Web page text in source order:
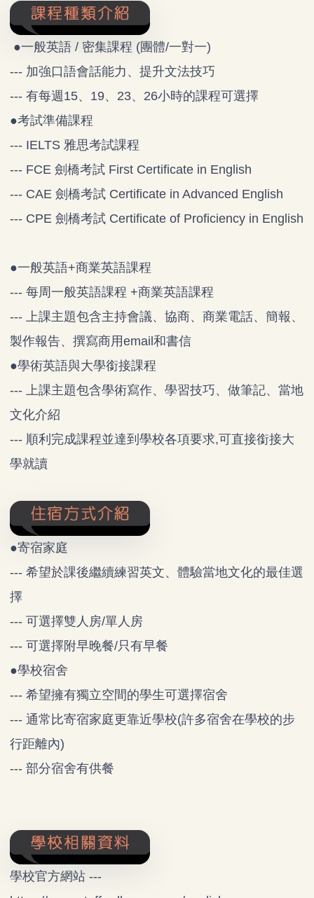
●一般英語 / 密集課程 (團體/一對一)
--- 加強口語會話能力、提升文法技巧
--- 有每週15、19、23、26小時的課程可選擇
●考試準備課程
--- IELTS 雅思考試課程
--- FCE 劍橋考試 First Certificate in English
--- CAE 劍橋考試 Certificate in Advanced English
--- CPE 劍橋考試 Certificate of Proficiency in English
●一般英語+商業英語課程
--- 每周一般英語課程 +商業英語課程
--- 上課主題包含主持會議、協商、商業電話、簡報、
製作報告、撰寫商用email和書信
●學術英語與大學銜接課程
--- 上課主題包含學術寫作、學習技巧、做筆記、當地
文化介紹
--- 順利完成課程並達到學校各項要求,可直接銜接大
學就讀
●寄宿家庭
--- 希望於課後繼續練習英文、體驗當地文化的最佳選
擇
--- 可選擇雙人房/單人房
--- 可選擇附早晚餐/只有早餐
●學校宿舍
--- 希望擁有獨立空間的學生可選擇宿舍
--- 通常比寄宿家庭更靠近學校(許多宿舍在學校的步
行距離內)
--- 部分宿舍有供餐
學校官方網站 ---